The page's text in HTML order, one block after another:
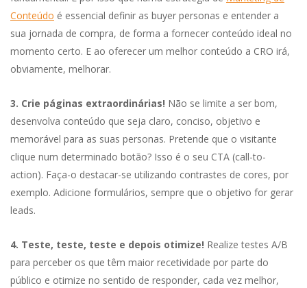
Conteúdo é essencial definir as buyer personas e entender a
sua jornada de compra, de forma a fornecer conteúdo ideal no
momento certo. E ao oferecer um melhor conteúdo a CRO irá,
obviamente, melhorar.
3. Crie páginas extraordinárias! Não se limite a ser bom,
desenvolva conteúdo que seja claro, conciso, objetivo e
memorável para as suas personas. Pretende que o visitante
clique num determinado botão? Isso é o seu CTA (call-to-
action). Faça-o destacar-se utilizando contrastes de cores, por
exemplo. Adicione formulários, sempre que o objetivo for gerar
leads.
4. Teste, teste, teste e depois otimize! Realize testes A/B
para perceber os que têm maior recetividade por parte do
público e otimize no sentido de responder, cada vez melhor,